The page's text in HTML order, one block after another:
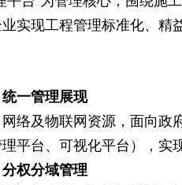
实现工程管理标准化、精
一管理展现
络及物联网资源，面向政
平台、可视化平台），实
权分域管理